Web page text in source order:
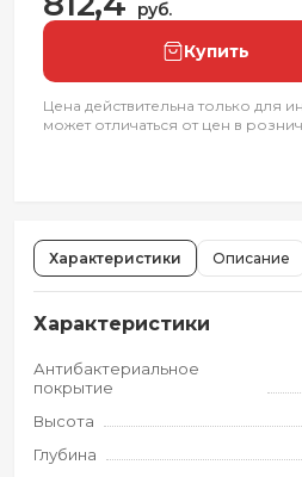
руб.
Купить
Цена действительна только для
может отличаться от цен в
Характеристики Описание
Характеристики
Антибактериальное
покрытие
Высота
Глубина